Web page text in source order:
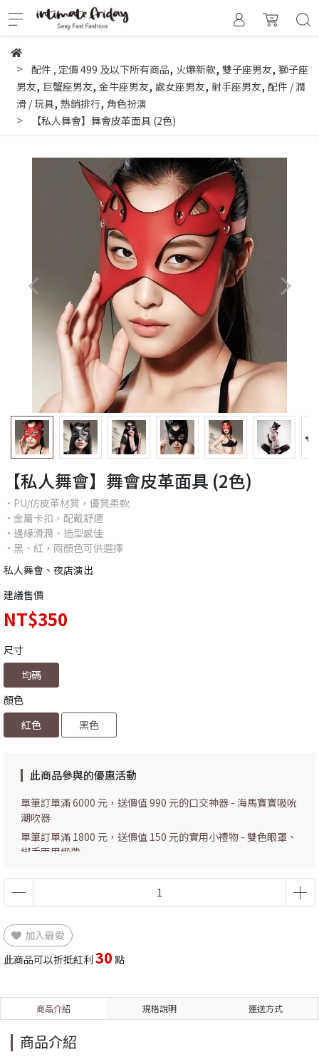
配件 , 定價 499 及以下所有商品, 火爆新款, 雙子座男友, 獅子座
男友, 巨蟹座男友, 金牛座男友, 處女座男友, 射手座男友, 配件 / 潤
滑 / 玩具, 熱銷排行, 角色扮演
【私人舞會】舞會皮革面具 (2色)
【私人舞會】舞會皮革面具 (2色)
•PU/仿皮革材質，優質柔軟
•金屬卡扣，配戴舒適
•邊緣滑潤、造型感佳
•黑、紅，兩顏色可供選擇
私人舞會、夜店演出
建議售價
NT$350
尺寸
均碼
顏色
紅色
黑色
此商品參與的優惠活動
單筆訂單滿 6000 元，送價值 990 元的口交神器 - 海馬寶寶吸吮
潮吹器
單筆訂單滿 1800 元，送價值 150 元的實用小禮物 - 雙色眼罩、
綁手兩用緞帶
加入最愛
此商品可以折抵紅利 30 點
商品介紹 規格說明 運送方式
商品介紹